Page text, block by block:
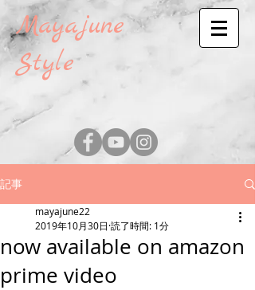
Mayajune
Style
記事
now available on amazon
prime video
mayajune22
2019年10月30日 読了時間: 1分